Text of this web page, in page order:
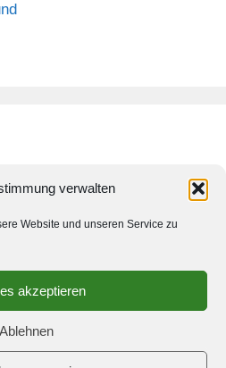
verwalten
Website und unseren Service zu
akzeptieren
Ablehnen